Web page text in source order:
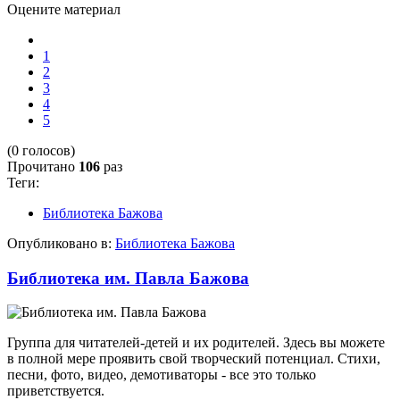
Оцените материал
1
2
3
4
5
(0 голосов)
Прочитано 106 раз
Теги:
Библиотека Бажова
Опубликовано в: Библиотека Бажова
Библиотека им. Павла Бажова
Группа для читателей-детей и их родителей. Здесь вы можете
в полной мере проявить свой творческий потенциал. Стихи,
песни, фото, видео, демотиваторы - все это только
приветствуется.